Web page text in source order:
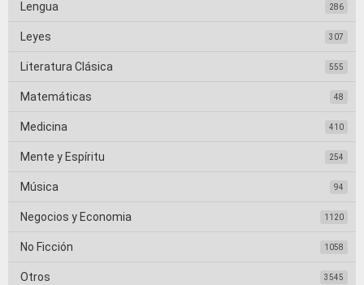
Lengua 286
Leyes 307
Literatura Clásica 555
Matemáticas 48
Medicina 410
Mente y Espíritu 254
Música 94
Negocios y Economia 1120
No Ficción 1058
Otros 3545